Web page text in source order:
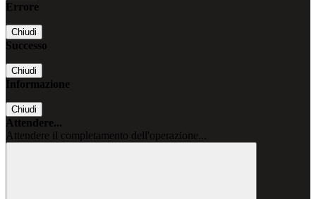
Errore
Chiudi
Successo
Chiudi
Informazione
Chiudi
Attendere...
Attendere il completamento dell'operazione...